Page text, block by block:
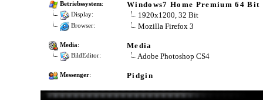
Betriebssystem: Windows7 Home Premium 64 Bit
Display: 1920x1200, 32 Bit
Browser: Mozilla Firefox 3
Media: Media
BildEditor: Adobe Photoshop CS4
Messenger: Pidgin